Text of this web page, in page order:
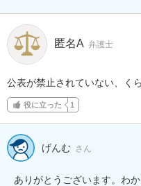
匿名A 弁護士
公表が禁止されていない、く
役に立った 1
げんむ さん
ありがとうございます。わか